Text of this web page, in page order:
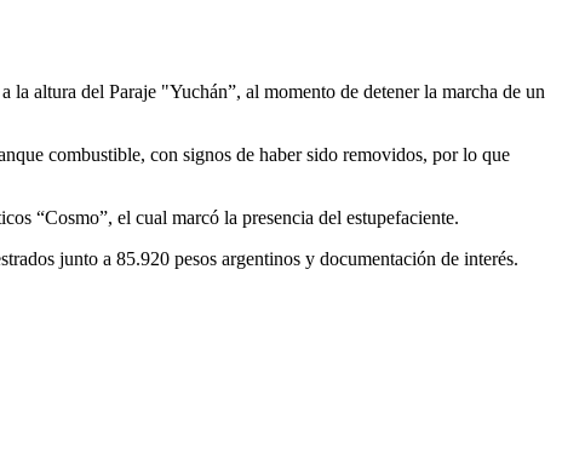
altura del Paraje "Yuchán”, al momento de detener la marcha de un
combustible, con signos de haber sido removidos, por lo que
“Cosmo”, el cual marcó la presencia del estupefaciente.
junto a 85.920 pesos argentinos y documentación de interés.